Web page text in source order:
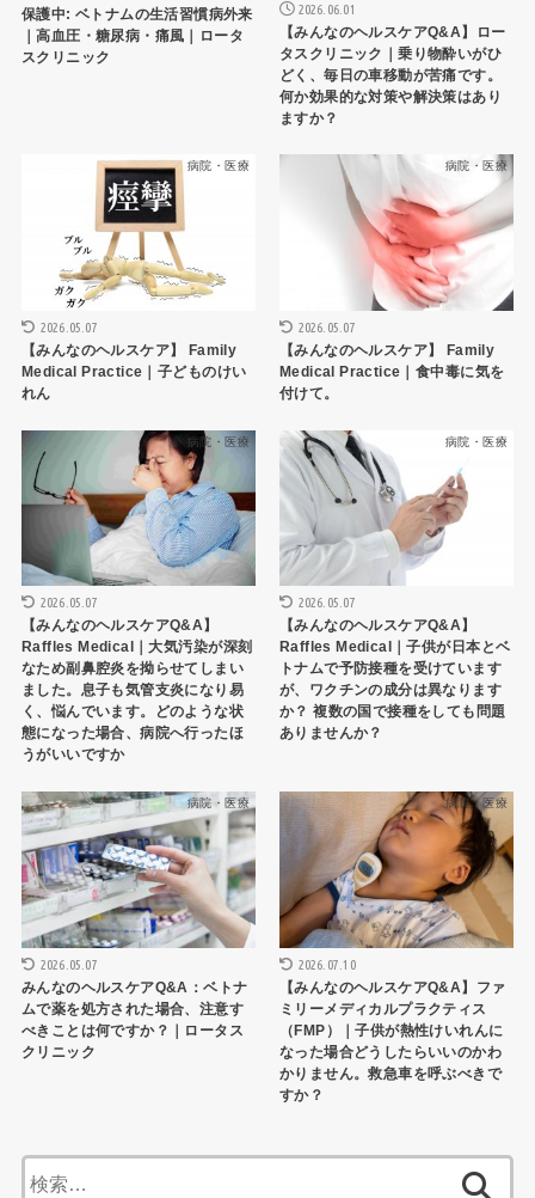
保護中: ベトナムの生活習慣病外来
｜高血圧・糖尿病・痛風｜ロータ
スクリニック
2026.06.01
【みんなのヘルスケアQ&A】ロー
タスクリニック｜乗り物酔いがひ
どく、毎日の車移動が苦痛です。
何か効果的な対策や解決策はあり
ますか？
病院・医療
2026.05.07
【みんなのヘルスケア】 Family
Medical Practice｜子どものけい
れん
病院・医療
2026.05.07
【みんなのヘルスケア】 Family
Medical Practice｜食中毒に気を
付けて。
病院・医療
2026.05.07
【みんなのヘルスケアQ&A】
Raffles Medical｜大気汚染が深刻
なため副鼻腔炎を拗らせてしまい
ました。息子も気管支炎になり易
く、悩んでいます。どのような状
態になった場合、病院へ行ったほ
うがいいですか
病院・医療
2026.05.07
【みんなのヘルスケアQ&A】
Raffles Medical｜子供が日本とベ
トナムで予防接種を受けています
が、ワクチンの成分は異なります
か？ 複数の国で接種をしても問題
ありませんか？
病院・医療
2026.05.07
みんなのヘルスケアQ&A：ベトナ
ムで薬を処方された場合、注意す
べきことは何ですか？｜ロータス
クリニック
病院・医療
2026.07.10
【みんなのヘルスケアQ&A】ファ
ミリーメディカルプラクティス
（FMP）｜子供が熱性けいれんに
なった場合どうしたらいいのかわ
かりません。救急車を呼ぶべきで
すか？